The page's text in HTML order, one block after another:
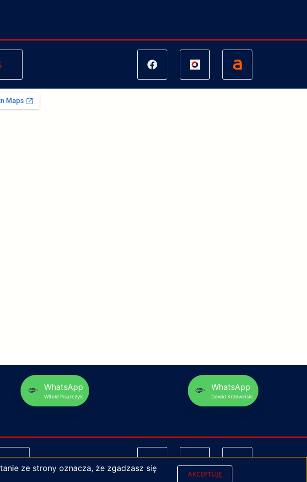
WhatsApp
Witold Pisarczyk
WhatsApp
Dawid Krzewiński
ze strony oznacza, że zgadzasz się
AKCEPTUJĘ